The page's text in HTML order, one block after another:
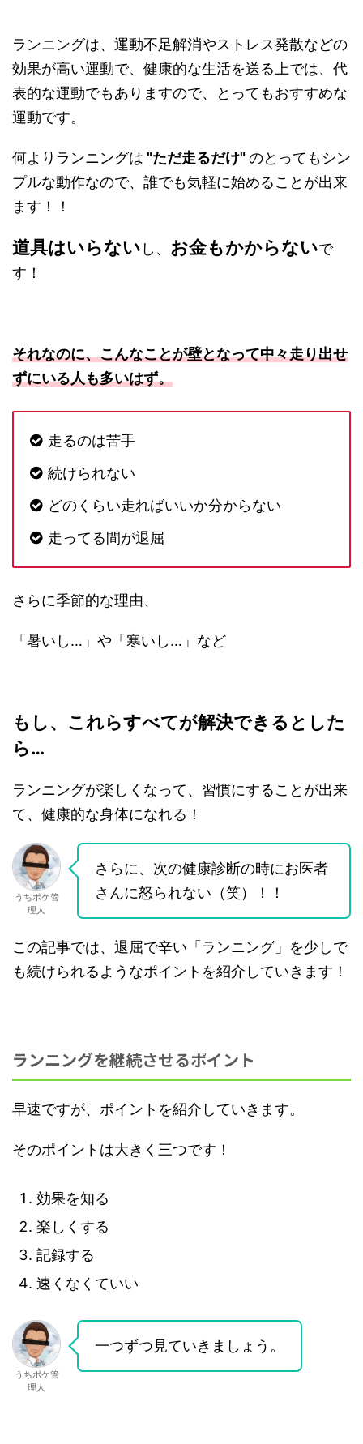
ランニングは、運動不足解消やストレス発散などの
効果が高い運動で、健康的な生活を送る上では、代
表的な運動でもありますので、とってもおすすめな
運動です。
何よりランニングは "ただ走るだけ"のとってもシン
プルな動作なので、誰でも気軽に始めることが出来
ます！！
道具はいらない し、 お金もかからないで
す！
それなのに、こんなことが壁となって中々走り出せ
ずにいる人も多いはず。
走るのは苦手
続けられない
どのくらい走ればいいか分からない
走ってる間が退屈
さらに季節的な理由、
「暑いし…」や「寒いし…」など
もし、これらすべてが解決できるとした
ら…
ランニングが楽しくなって、習慣にすることが出来
て、健康的な身体になれる！
うちポケ管
理人
さらに、次の健康診断の時にお医者
さんに怒られない（笑）！！
この記事では、退屈で辛い「ランニング」を少しで
も続けられるようなポイントを紹介していきます！
ランニングを継続させるポイント
早速ですが、ポイントを紹介していきます。
そのポイントは大きく三つです！
効果を知る
楽しくする
記録する
速くなくていい
うちポケ管
理人
一つずつ見ていきましょう。